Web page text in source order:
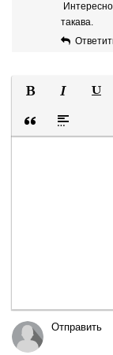
такава.
Вставка цитаты
Вставка
Отправить